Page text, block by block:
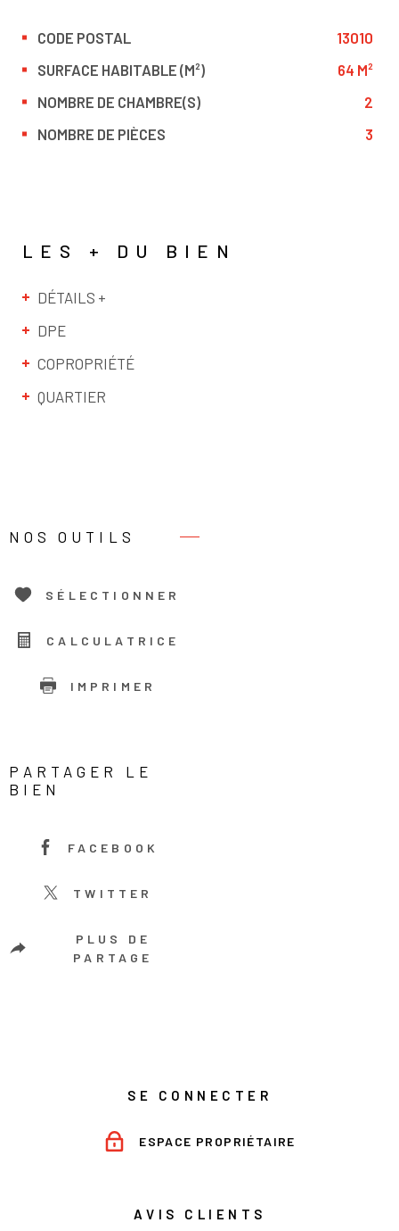
Caractérisque Valeurs
CODE POSTAL
13010
SURFACE HABITABLE (M²)
64 M²
NOMBRE DE CHAMBRE(S)
2
NOMBRE DE PIÈCES
3
LES + DU BIEN
DÉTAILS +
DPE
COPROPRIÉTÉ
QUARTIER
NOS OUTILS
SÉLECTIONNER
CALCULATRICE
IMPRIMER
PARTAGER LE
BIEN
FACEBOOK
TWITTER
PLUS DE
PARTAGE
SE CONNECTER
ESPACE PROPRIÉTAIRE
AVIS CLIENTS